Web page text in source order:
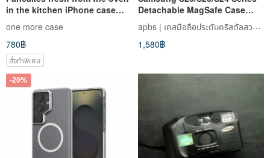
in the kitchen iPhone case
hard shell
one more case
780฿
สั่งทำพิเศษ
Detachable MagSafe Case
with Colorful Diamonds -
Fragrant Pochacco
apbs | เคสมือถือประดับคริสตัลสวารอฟสกี้
1,580฿
-20%